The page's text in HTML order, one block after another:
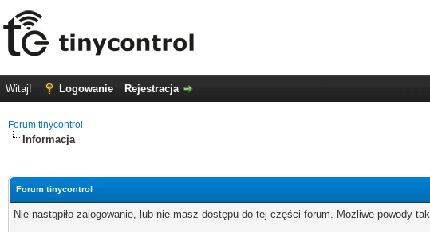
Witaj! Logowanie Rejestracja
Forum tinycontrol
Informacja
Forum tinycontrol
Nie nastąpiło zalogowanie, lub nie masz dostępu do tej części forum. Możliwe powody